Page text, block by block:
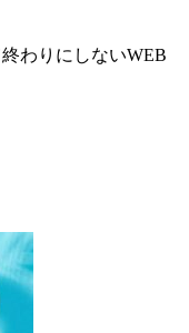
わりにしないWEB